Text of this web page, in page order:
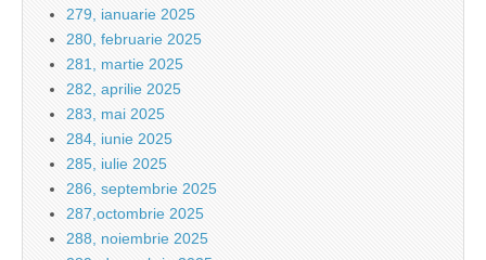
279, ianuarie 2025
280, februarie 2025
281, martie 2025
282, aprilie 2025
283, mai 2025
284, iunie 2025
285, iulie 2025
286, septembrie 2025
287,octombrie 2025
288, noiembrie 2025